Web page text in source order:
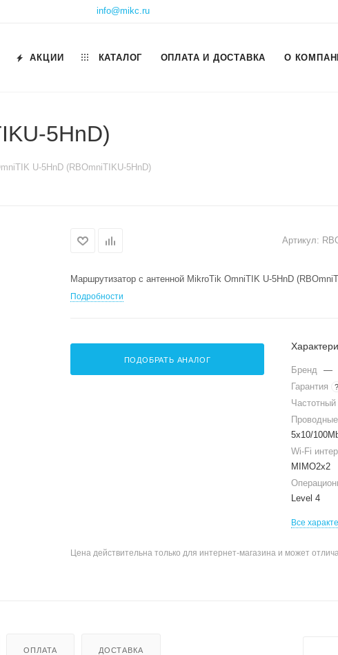
info@mikc.ru
АКЦИИ КАТАЛОГ ОПЛАТА И ДОСТАВКА О
5HnD)
U-5HnD (RBOmniTIKU-5HnD)
Артикул:
Маршрутизатор с антенной MikroTik OmniTIK U-5HnD
Подробности
ПОДОБРАТЬ АНАЛОГ
Бренд —
Гарантия
?
5x10/
Wi-Fi
MIMO2x2
Level 4
Все
Цена действительна только для интернет-магазина и может
ОПЛАТА ДОСТАВКА